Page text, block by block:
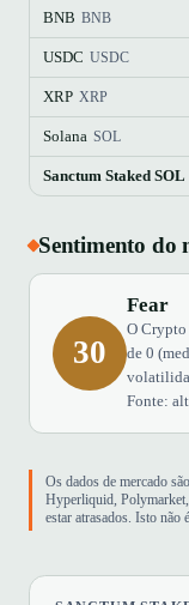
BNB BNB
USDC USDC
XRP XRP
Solana SOL
Sanctum Staked SOL
Sentimento do
30
Fear
O Crypto
de 0
Fonte:
Os dados de mercado
Hyperliquid,
estar atrasados. Isto não